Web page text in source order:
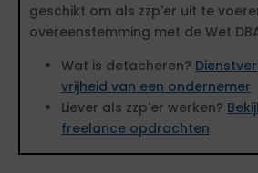
geschikt om als zzp'er uit te
overeenstemming met de Wet
Wat is detacheren?
vrijheid van een ondernemer
Liever als zzp'er werken?
freelance opdrachten